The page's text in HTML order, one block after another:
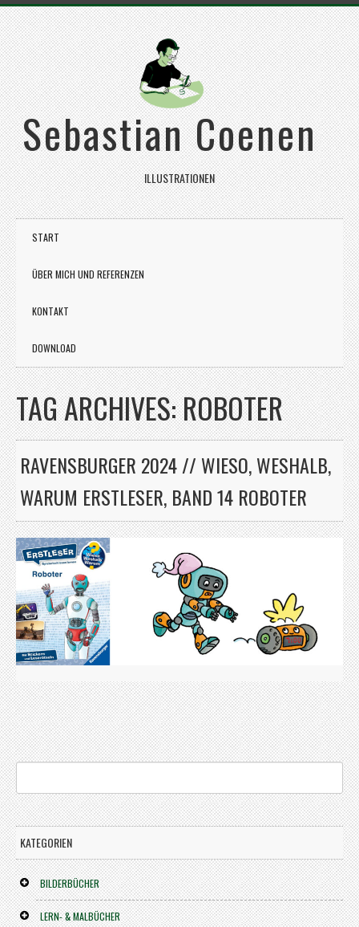
Sebastian Coenen
ILLUSTRATIONEN
START
ÜBER MICH UND REFERENZEN
KONTAKT
DOWNLOAD
TAG ARCHIVES:ROBOTER
RAVENSBURGER 2024 // WIESO, WESHALB,
WARUM ERSTLESER, BAND 14 ROBOTER
KATEGORIEN
BILDERBÜCHER
LERN- & MALBÜCHER